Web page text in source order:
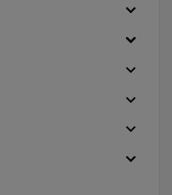












